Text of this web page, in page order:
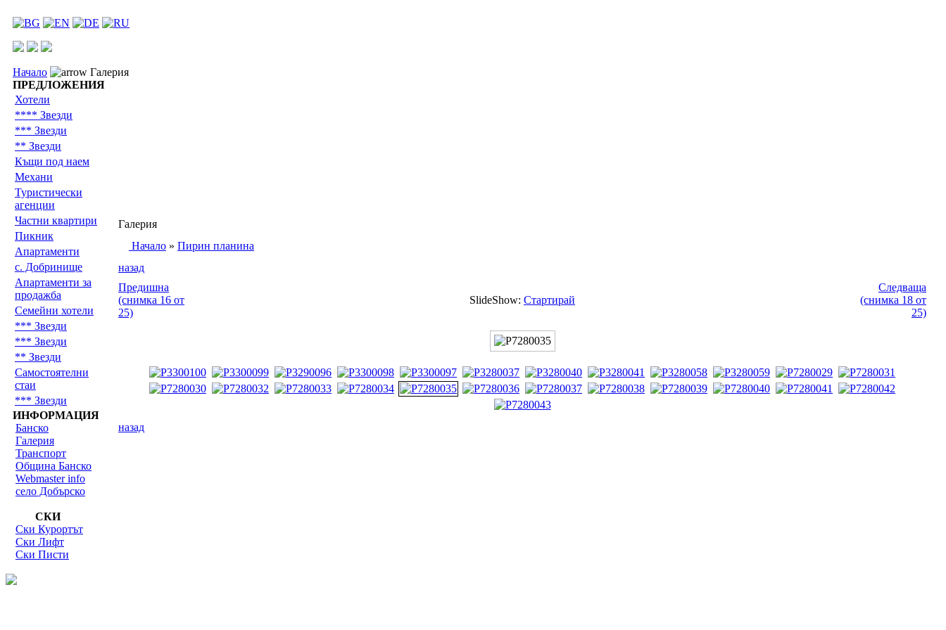
Начало
Галерия
ПРЕДЛОЖЕНИЯ
Хотели
**** Звезди
*** Звезди
** Звезди
Къщи под наем
Механи
Туристически
агенции
Частни квартири
Пикник
Апартаменти
с. Добринище
Апартаменти за
продажба
Семейни хотели
*** Звезди
*** Звезди
** Звезди
Самостоятелни
стаи
*** Звезди
ИНФОРМАЦИЯ
Банско
Галерия
Транспорт
Община Банско
Webmaster info
село Добърско
СКИ
Ски Курортът
Ски Лифт
Ски Писти
Галерия
Начало » Пирин планина
назад
Предишна
(снимка 16 от
25)
SlideShow: Стартирай
Следваща
(снимка 18 от
25)
назад